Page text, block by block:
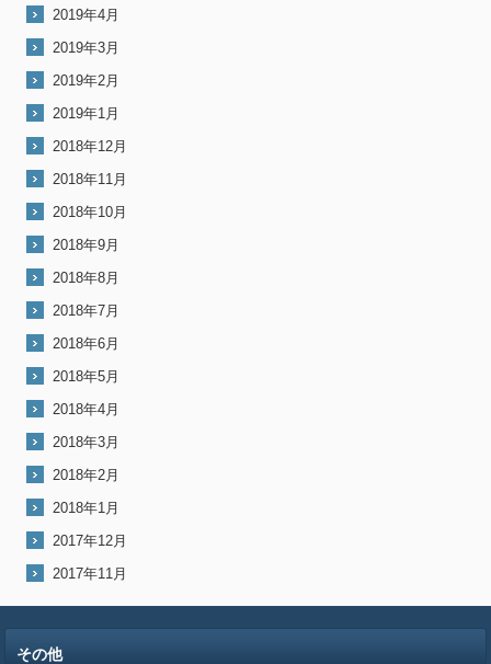
2019年4月
2019年3月
2019年2月
2019年1月
2018年12月
2018年11月
2018年10月
2018年9月
2018年8月
2018年7月
2018年6月
2018年5月
2018年4月
2018年3月
2018年2月
2018年1月
2017年12月
2017年11月
その他